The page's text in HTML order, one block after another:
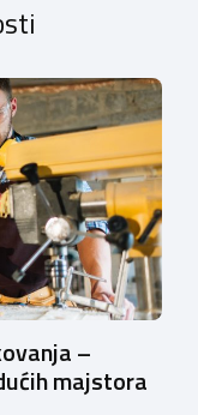
–
majstora